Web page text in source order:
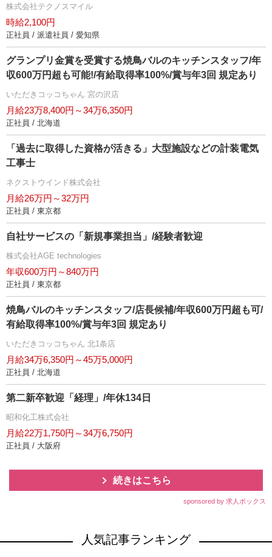
株式会社テクノスマイル
時給2,100円
正社員 / 派遣社員 / 愛知県
グランプリ金賞を受賞する焼鳥バルのキッチンスタッフ/年
収600万円超も可能!/有給取得率100%/賞与年3回 規定あり
いただきコッコちゃん 宮の沢店
月給23万8,400円～34万6,350円
正社員 / 北海道
「過去に取得した資格が活きる」大型施設などの計装電気
工事士
ネクストウインド株式会社
月給26万円～32万円
正社員 / 東京都
自社サービスの「新規事業担当」/経験者歓迎
株式会社AGE technologies
年収600万円～840万円
正社員 / 東京都
焼鳥バルのキッチンスタッフ/店長候補/年収600万円超も可/
有給取得率100%/賞与年3回 規定あり
いただきコッコちゃん 北1条店
月給34万6,350円～45万5,000円
正社員 / 北海道
第二新卒歓迎「経理」/年休134日
昭和化工株式会社
月給22万1,750円～34万6,750円
正社員 / 大阪府
続きはこちら
sponsored by 求人ボックス
人気記事ランキング